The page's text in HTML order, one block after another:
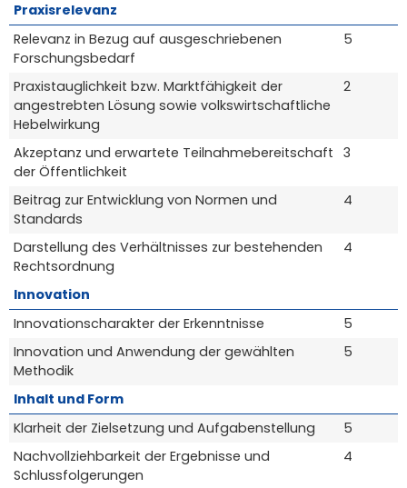
Praxisrelevanz
Relevanz in Bezug auf ausgeschriebenen
Forschungsbedarf
5
Praxistauglichkeit bzw. Marktfähigkeit der
angestrebten Lösung sowie volkswirtschaftliche
Hebelwirkung
2
Akzeptanz und erwartete Teilnahmebereitschaft
der Öffentlichkeit
3
Beitrag zur Entwicklung von Normen und
Standards
4
Darstellung des Verhältnisses zur bestehenden
Rechtsordnung
4
Innovation
Innovationscharakter der Erkenntnisse
5
Innovation und Anwendung der gewählten
Methodik
5
Inhalt und Form
Klarheit der Zielsetzung und Aufgabenstellung
5
Nachvollziehbarkeit der Ergebnisse und
Schlussfolgerungen
4